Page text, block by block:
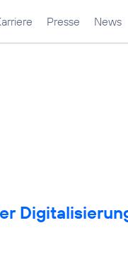
Presse News